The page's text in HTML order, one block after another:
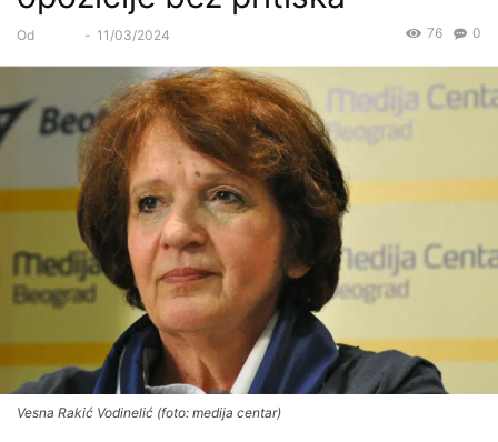
Od - 11/03/2024 0
76
Vesna Rakić Vodinelić (foto: medija centar)